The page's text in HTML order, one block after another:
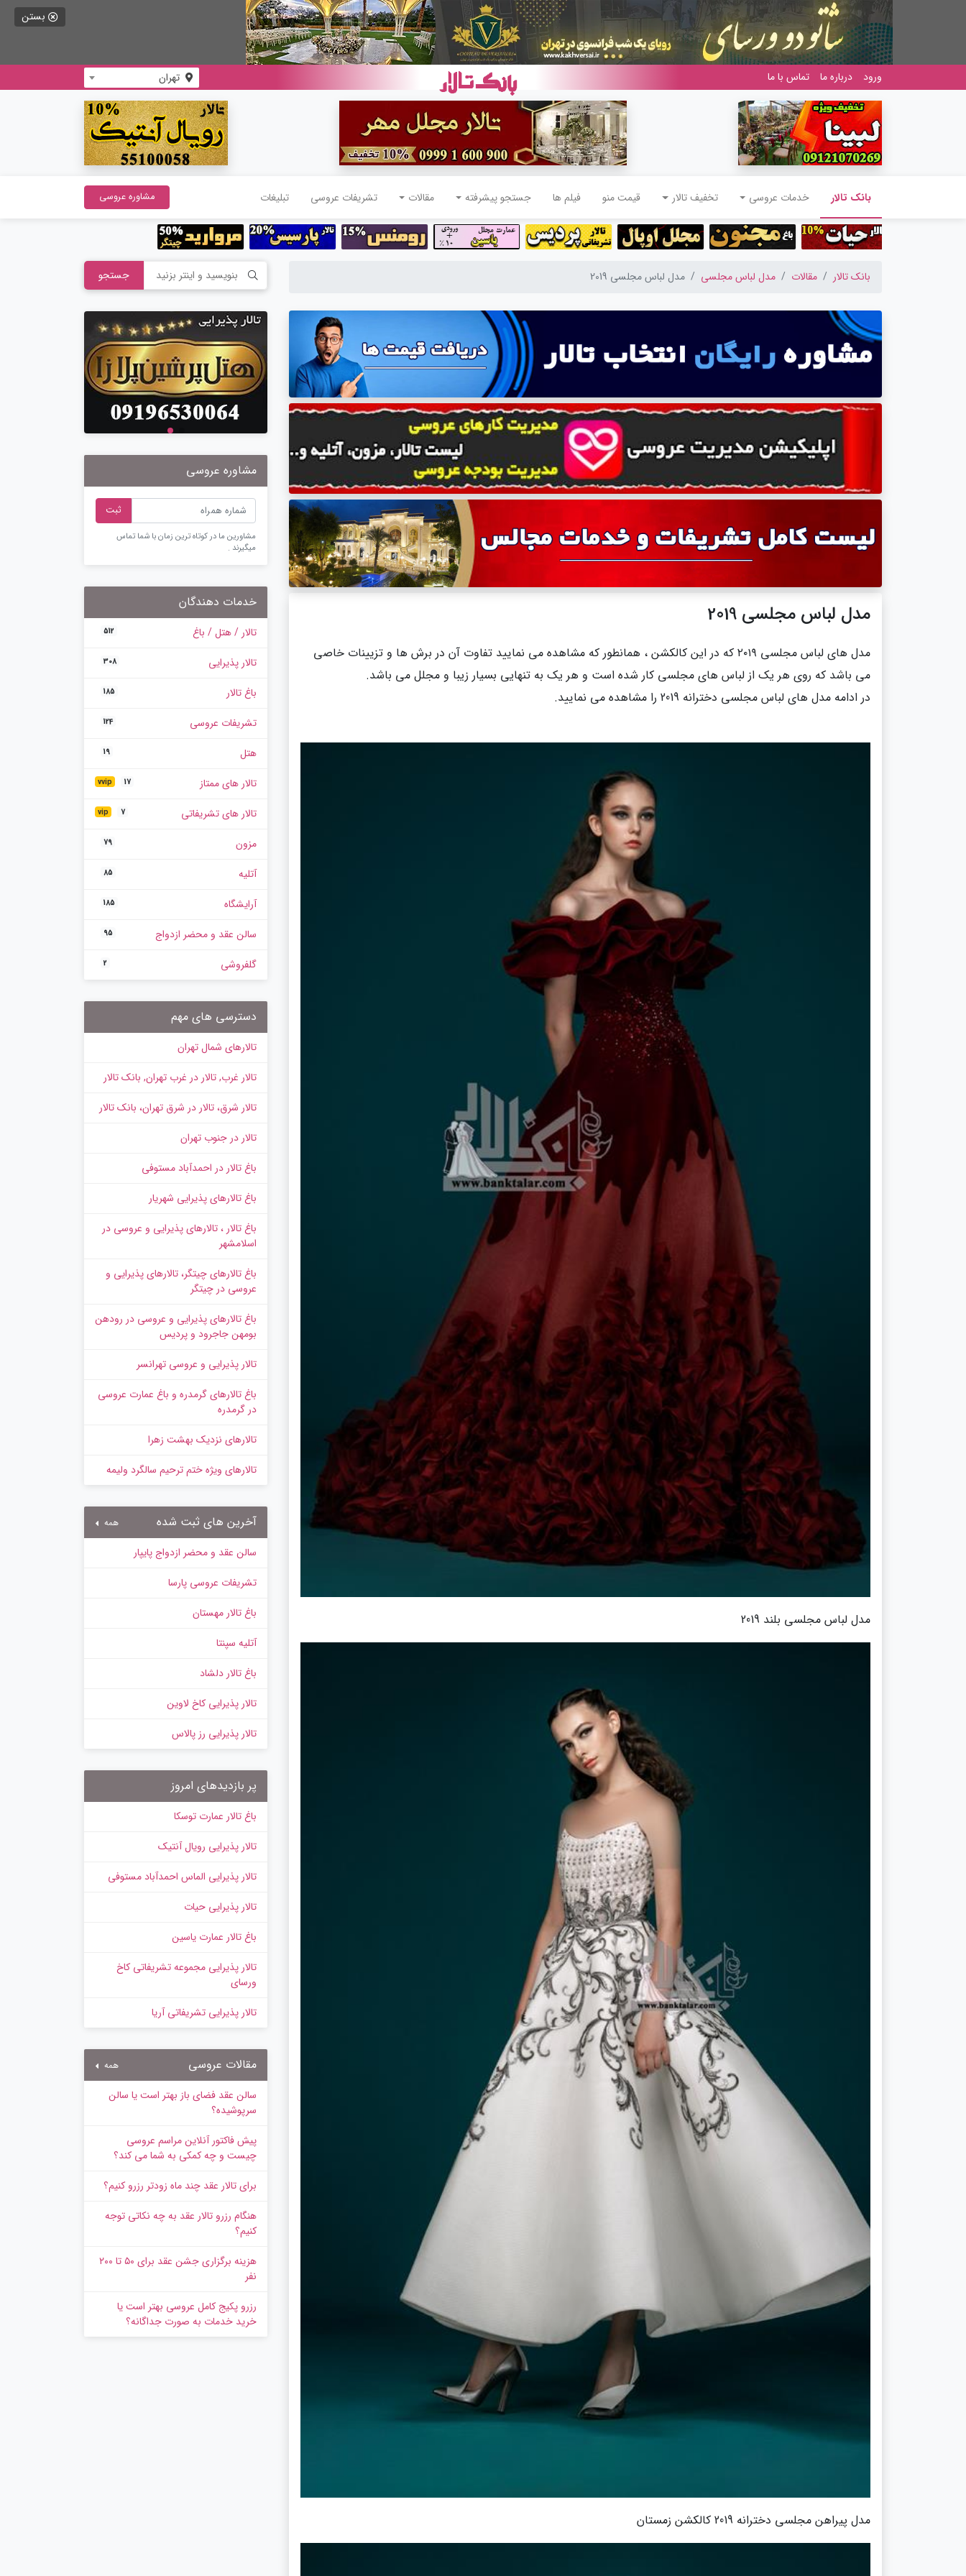
بستن
ورود درباره ما تماس با ما تهران
بانک تالار خدمات عروسی تخفیف تالار قیمت منو فیلم ها جستجو پیشرفته مقالات تشریفات عروسی تبلیغات مشاوره عروسی
بانک تالار مقالات مدل لباس مجلسی مدل لباس مجلسی 2019
مدل لباس مجلسی 2019
مدل های لباس مجلسی ۲۰۱۹ که در این کالکشن ، همانطور که مشاهده می نمایید تفاوت آن در برش ها و تزیینات خاصی
می باشد که روی هر یک از لباس های مجلسی کار شده است و هر یک به تنهایی بسیار زیبا و مجلل می باشد.
در ادامه مدل های لباس مجلسی دخترانه 2019 را مشاهده می نمایید.
مدل لباس مجلسی بلند 2019
مدل پیراهن مجلسی دخترانه 2019 کالکشن زمستان
جستجو
مشاوره عروسی
ثبت
مشاورین ما در کوتاه ترین زمان با شما تماس
میگیرند .
خدمات دهندگان
تالار / هتل / باغ 512
تالار پذیرایی 308
باغ تالار 185
تشریفات عروسی 124
هتل 19
تالار های ممتاز vvip 17
تالار های تشریفاتی vip 7
مزون 79
آتلیه 85
آرایشگاه 185
سالن عقد و محضر ازدواج 95
گلفروشی 2
دسترسی های مهم
تالارهای شمال تهران
تالار غرب, تالار در غرب تهران, بانک تالار
تالار شرق، تالار در شرق تهران، بانک تالار
تالار در جنوب تهران
باغ تالار در احمدآباد مستوفی
باغ تالارهای پذیرایی شهریار
باغ تالار ، تالارهای پذیرایی و عروسی در
اسلامشهر
باغ تالارهای چیتگر، تالارهای پذیرایی و
عروسی در چیتگر
باغ تالارهای پذیرایی و عروسی در رودهن
بومهن جاجرود و پردیس
تالار پذیرایی و عروسی تهرانسر
باغ تالارهای گرمدره و باغ عمارت عروسی
در گرمدره
تالارهای نزدیک بهشت زهرا
تالارهای ویژه ختم ترحیم سالگرد ولیمه
آخرین های ثبت شده همه
سالن عقد و محضر ازدواج پایپار
تشریفات عروسی پارسا
باغ تالار مهستان
آتلیه سپنتا
باغ تالار دلشاد
تالار پذیرایی کاخ لاوین
تالار پذیرایی رز پالاس
پر بازدیدهای امروز
باغ تالار عمارت توسکا
تالار پذیرایی رویال آنتیک
تالار پذیرایی الماس احمدآباد مستوفی
تالار پذیرایی حیات
باغ تالار عمارت یاسین
تالار پذیرایی مجموعه تشریفاتی کاخ
ورسای
تالار پذیرایی تشریفاتی آریا
مقالات عروسی همه
سالن عقد فضای باز بهتر است یا سالن
سرپوشیده؟
پیش‌ فاکتور آنلاین مراسم عروسی
چیست و چه کمکی به شما می کند؟
برای تالار عقد چند ماه زودتر رزرو کنیم؟
هنگام رزرو تالار عقد به چه نکاتی توجه
کنیم؟
هزینه برگزاری جشن عقد برای ۵۰ تا ۲۰۰
نفر
رزرو پکیج کامل عروسی بهتر است یا
خرید خدمات به‌ صورت جداگانه؟